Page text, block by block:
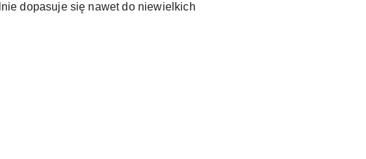
dopasuje się nawet do niewielkich